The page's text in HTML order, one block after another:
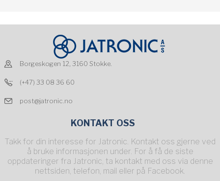
Borgeskogen 12, 3160 Stokke.
(+47) 33 08 36 60
post@jatronic.no
KONTAKT OSS
Takk for din interesse for Jatronic. Kontakt oss gjerne ved
å bruke informasjonen under. For å få de siste
oppdateringer fra Jatronic, ta kontakt med oss via denne
nettsiden, telefon, mail eller på Facebook.